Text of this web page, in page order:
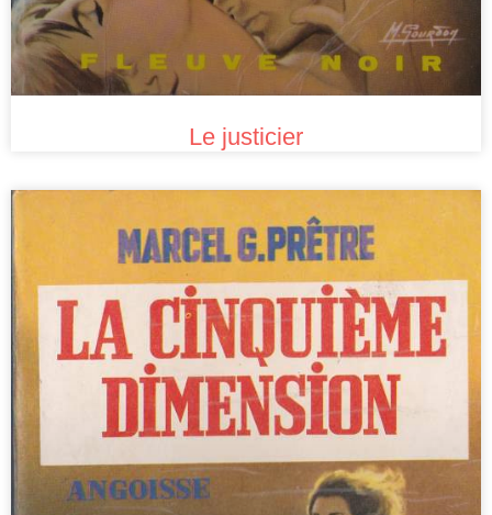
Le justicier